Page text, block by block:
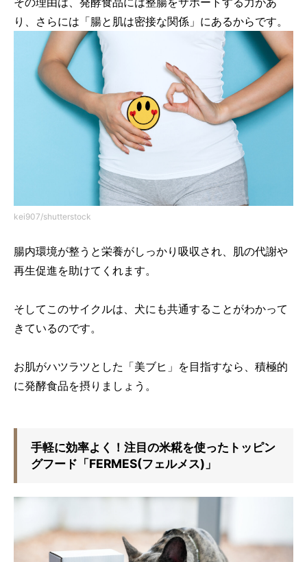
り、さらには「腸と肌は密接な関係」にあるからです。
kei907/shutterstock
腸内環境が整うと栄養がしっかり吸収され、肌の代謝や
再生促進を助けてくれます。
そしてこのサイクルは、犬にも共通することがわかって
きているのです。
お肌がハツラツとした「美ブヒ」を目指すなら、積極的
に発酵食品を摂りましょう。
手軽に効率よく！注目の米糀を使ったトッピン
グフード「FERMES(フェルメス)」